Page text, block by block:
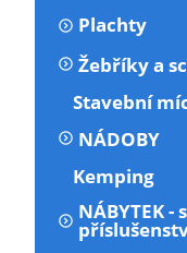
Plachty
Žebříky a
Stavební
NÁDOBY
Kemping
NÁBYTEK